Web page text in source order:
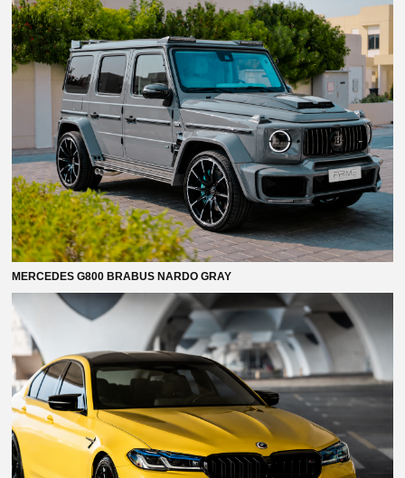
MERCEDES G800 BRABUS NARDO GRAY